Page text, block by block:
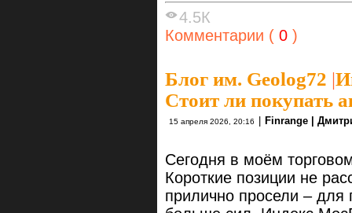
4.5К
Комментарии ( 0 )
Блог им. Geolog72 |
Стоит ли покупать
15 апреля 2026, 20:16 Finrange |
Сегодня в моём
Короткие позиции не
прилично просели –